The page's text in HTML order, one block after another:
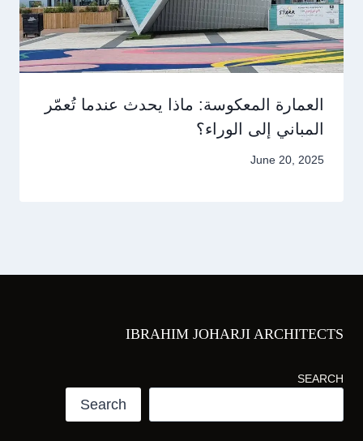
العمارة المعكوسة: ماذا يحدث عندما تُعمّر
المباني إلى الوراء؟
June 20, 2025
IBRAHIM JOHARJI ARCHITECTS
SEARCH
Search